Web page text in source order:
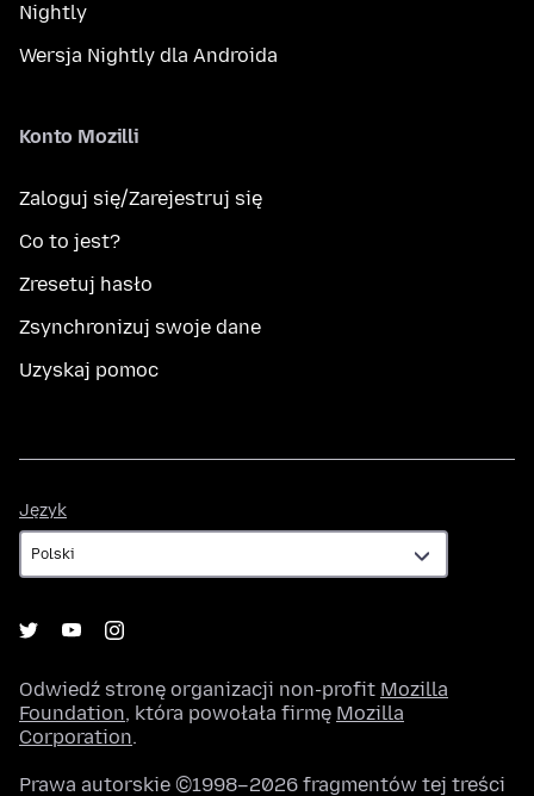
Nightly
Wersja Nightly dla Androida
Konto Mozilli
Zaloguj się/Zarejestruj się
Co to jest?
Zresetuj hasło
Zsynchronizuj swoje dane
Uzyskaj pomoc
Język
Odwiedź stronę organizacji non-profit Mozilla
Foundation, która powołała firmę Mozilla
Corporation.
Prawa autorskie ©1998–2026 fragmentów tej treści